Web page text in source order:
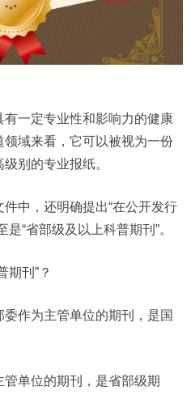
有一定专业性和影响力的健康
域来看，它可以被视为一份
别的专业报纸。
中，还明确提出“在公开发行
是“省部级及以上科普期刊”。
期刊” ？
作为主管单位的期刊
，是国
管单位的期刊 ，是省部级期